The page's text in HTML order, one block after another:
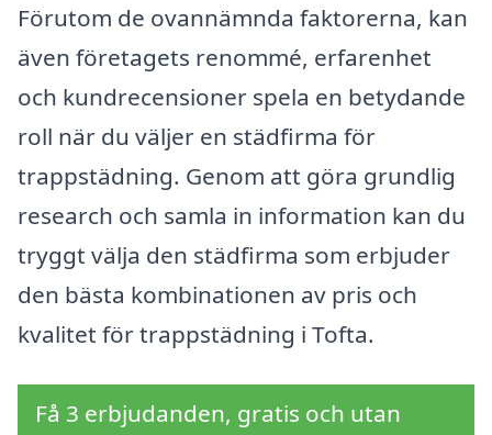
Förutom de ovannämnda faktorerna, kan
även företagets renommé, erfarenhet
och kundrecensioner spela en betydande
roll när du väljer en städfirma för
trappstädning. Genom att göra grundlig
research och samla in information kan du
tryggt välja den städfirma som erbjuder
den bästa kombinationen av pris och
kvalitet för trappstädning i Tofta.
Få 3 erbjudanden, gratis och utan